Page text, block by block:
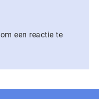
om een reactie te